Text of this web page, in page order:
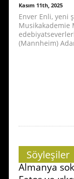
Kasım 11th, 2025
Enver Enli, yeni
Musikakademie
(Mannheim)
Söyleşiler
Almanya